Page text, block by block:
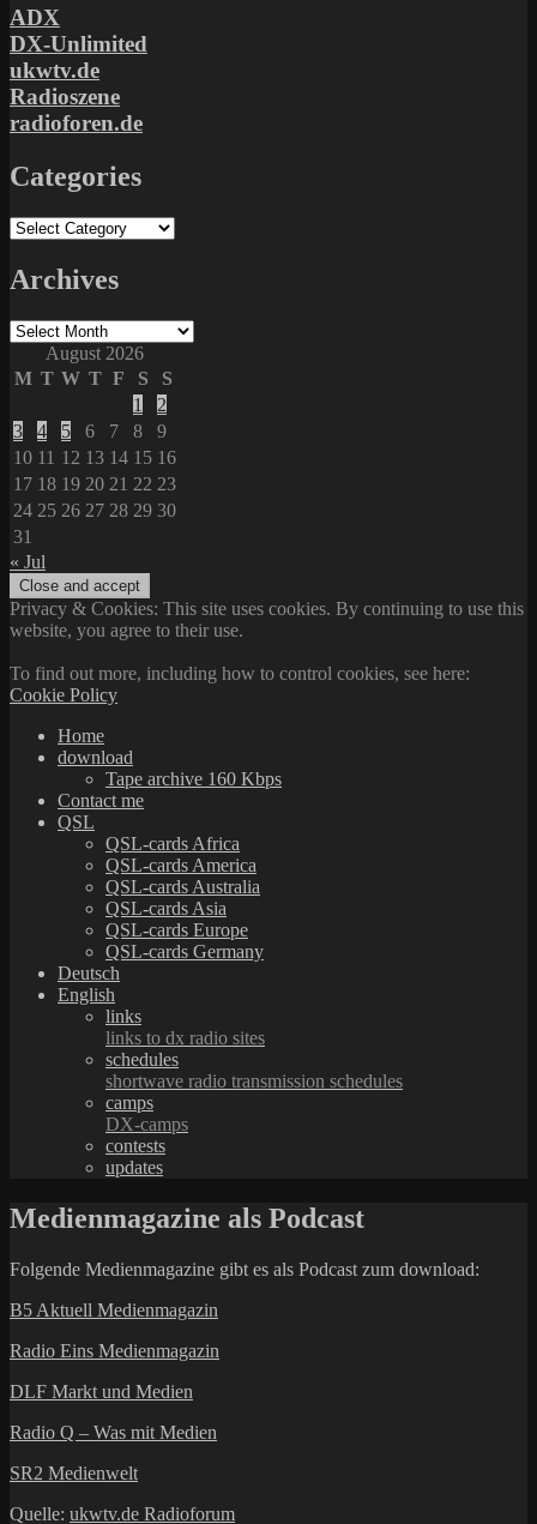
ADX
DX-Unlimited
ukwtv.de
Radioszene
radioforen.de
Categories
Categories
Archives
Archives
August 2026
M T W T F S
S
1
2
3
4 5 6 7 8
9
10 11 12 13 14 15 16
17 18 19 20 21 22 23
24 25 26 27 28 29 30
31
« Jul
Privacy & Cookies: This site uses cookies. By continuing to use this
website, you agree to their use.
To find out more, including how to control cookies, see here:
Cookie Policy
Home
download
Tape archive 160 Kbps
Contact me
QSL
QSL-cards Africa
QSL-cards America
QSL-cards Australia
QSL-cards Asia
QSL-cards Europe
QSL-cards Germany
Deutsch
English
links
links to dx radio sites
schedules
shortwave radio transmission schedules
camps
DX-camps
contests
updates
Medienmagazine als Podcast
Folgende Medienmagazine gibt es als Podcast zum download:
B5 Aktuell Medienmagazin
Radio Eins Medienmagazin
DLF Markt und Medien
Radio Q – Was mit Medien
SR2 Medienwelt
Quelle: ukwtv.de Radioforum